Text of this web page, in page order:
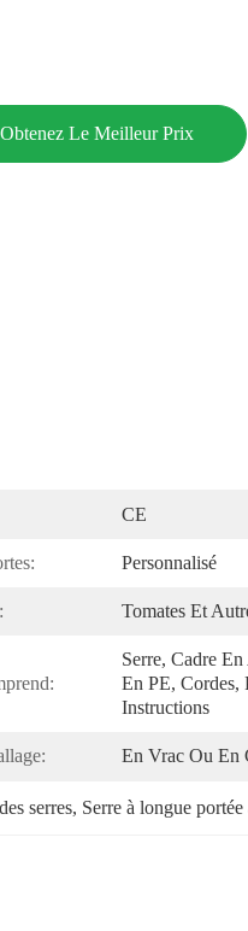
Obtenez Le Meilleur Prix
CE
Personnalisé
Tomates Et
Serre, Cadre
En PE, Cordes,
Instructions
En Vrac Ou En
serres, Serre à longue portée